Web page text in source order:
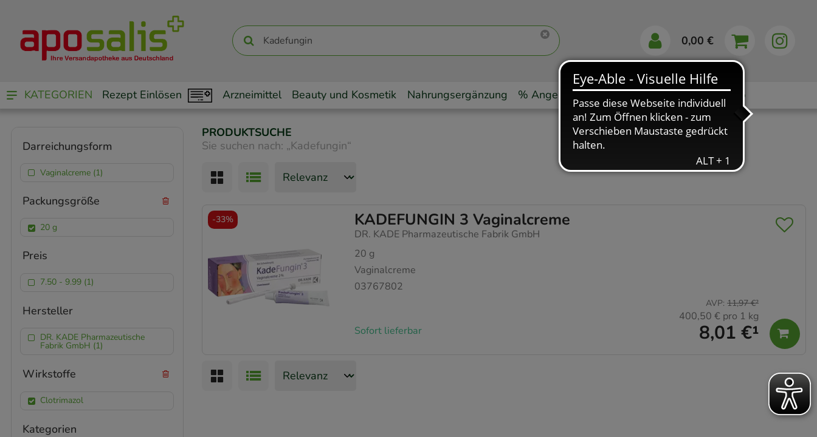
0,00 €
KATEGORIEN Rezept Einlösen Arzneimittel Beauty und Kosmetik Nahrungsergänzung % Angebote Markenshops Ratgeber App
PRODUKTSUCHE
Sie suchen nach: „Kadefungin“
KADEFUNGIN 3 Vaginalcreme
DR. KADE Pharmazeutische Fabrik GmbH
20 g
Vaginalcreme
03767802
Sofort lieferbar 8,01 €¹
AVP: 11,97 €²
400,50 € pro 1 kg
-33%
Darreichungsform
Vaginalcreme (1)
Packungsgröße
20 g
Preis
7.50 - 9.99 (1)
Hersteller
DR. KADE Pharmazeutische
Fabrik GmbH (1)
Wirkstoffe
Clotrimazol
Kategorien